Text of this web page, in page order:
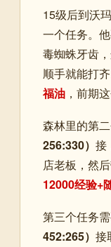
15级后到沃
一个任务。
毒蜘蛛牙齿
顺手就能打
福油 ，前期
森林里的第
256:330） 接
店老板，然
12000经验+
第三个任务
452:265） 接